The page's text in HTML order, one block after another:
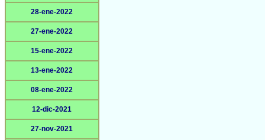
28-ene-2022
27-ene-2022
15-ene-2022
13-ene-2022
08-ene-2022
12-dic-2021
27-nov-2021